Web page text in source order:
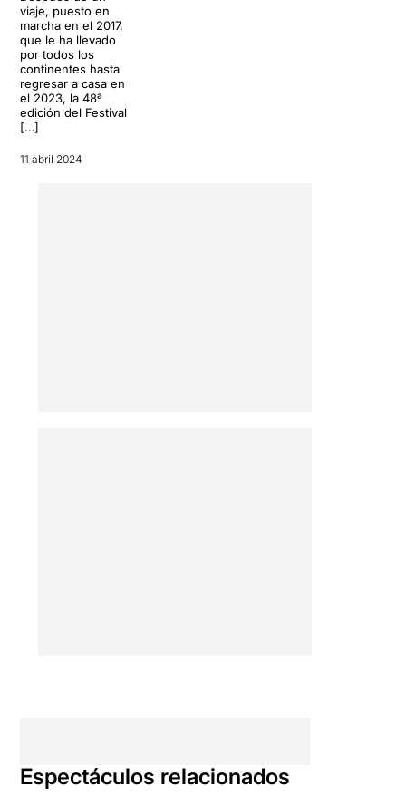
viaje, puesto en
marcha en el 2017,
que le ha llevado
por todos los
continentes hasta
regresar a casa en
el 2023, la 48ª
edición del Festival
[…]
11 abril 2024
Espectáculos relacionados